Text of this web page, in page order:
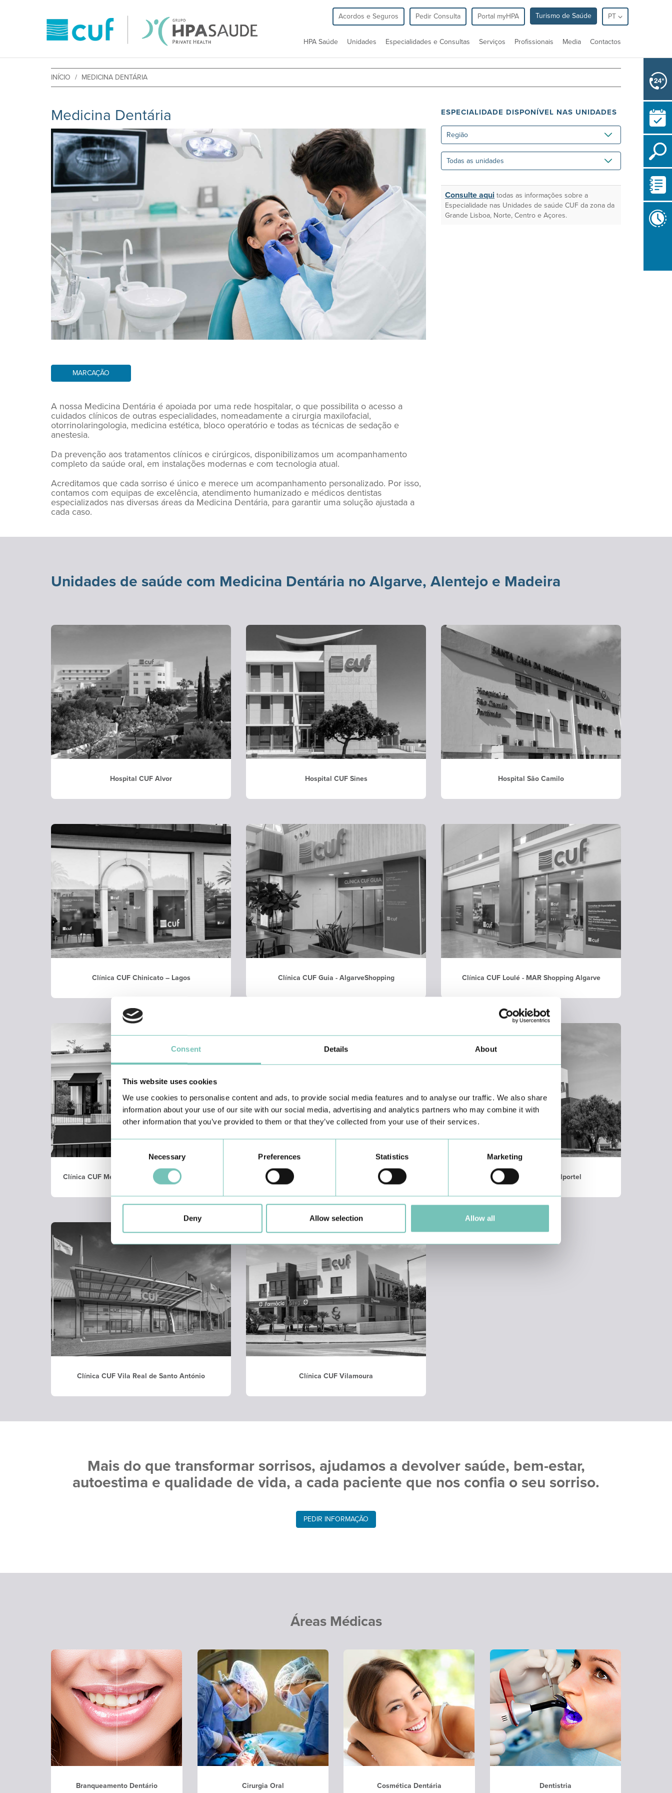
Consent Details About
This website uses cookies
We use cookies to personalise content and ads, to provide social media features and to analyse our traffic. We also share
information about your use of our site with our social media, advertising and analytics partners who may combine it with
other information that you’ve provided to them or that they’ve collected from your use of their services.
Consent
Selection
Necessary Preferences Statistics Marketing
Deny Allow selection Allow all
Acordos e Seguros Pedir Consulta Portal myHPA Turismo de Saúde PT
HPA Saúde Unidades Especialidades e Consultas Serviços Profissionais Media Contactos
INÍCIO MEDICINA DENTÁRIA
Medicina Dentária
MARCAÇÃO
A nossa Medicina Dentária é apoiada por uma rede hospitalar, o que possibilita o acesso a
cuidados clínicos de outras especialidades, nomeadamente a cirurgia maxilofacial,
otorrinolaringologia, medicina estética, bloco operatório e todas as técnicas de sedação e
anestesia.
Da prevenção aos tratamentos clínicos e cirúrgicos, disponibilizamos um acompanhamento
completo da saúde oral, em instalações modernas e com tecnologia atual.
Acreditamos que cada sorriso é único e merece um acompanhamento personalizado. Por isso,
contamos com equipas de excelência, atendimento humanizado e médicos dentistas
especializados nas diversas áreas da Medicina Dentária, para garantir uma solução ajustada a
cada caso.
ESPECIALIDADE DISPONÍVEL NAS UNIDADES
Região
Todas
Consulte aqui todas as informações sobre a
Especialidade nas Unidades de saúde CUF da zona da
Grande Lisboa, Norte, Centro e Açores.
Unidades de saúde com Medicina Dentária no Algarve, Alentejo e Madeira
Hospital CUF Alvor Hospital CUF Sines Hospital São Camilo
Clínica CUF Chinicato – Lagos Clínica CUF Guia - AlgarveShopping Clínica CUF Loulé - MAR Shopping Algarve
Clínica CUF Medicina Dentária Infante - Funchal Clínica CUF Medicina Dentária Seminário - Funchal Clínica CUF S. Brás de Alportel
Clínica CUF Vila Real de Santo António Clínica CUF Vilamoura
Mais do que transformar sorrisos, ajudamos a devolver saúde, bem-estar,
autoestima e qualidade de vida, a cada paciente que nos confia o seu sorriso.
PEDIR INFORMAÇÃO
Áreas Médicas
Branqueamento Dentário Cirurgia Oral Cosmética Dentária Dentistria